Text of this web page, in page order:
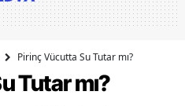
Pirinç Vücutta Su Tutar mı?
Tutar mı?